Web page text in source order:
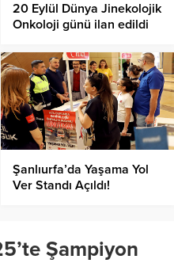
20 Eylül Dünya Jinekolojik
Onkoloji günü ilan edildi
Şanlıurfa’da Yaşama Yol
Ver Standı Açıldı!
Şampiyon